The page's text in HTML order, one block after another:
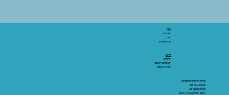
שירות הלקוחות והתמיכה
03-6206066
מיקום: אלנבי 43
ראשון - חמישי 10:00-19:00
אתר:
מאמרים
חנות
חברי מועדון
מידע:
אודותינו
תקנון ותנאי שימוש
הצהרת נגישות